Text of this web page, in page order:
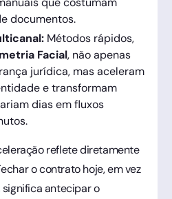
documentos.
Métodos rápidos,
Facial, não apenas
jurídica, mas aceleram
e transformam
dias em fluxos
reflete diretamente
o contrato hoje, em vez
antecipar o